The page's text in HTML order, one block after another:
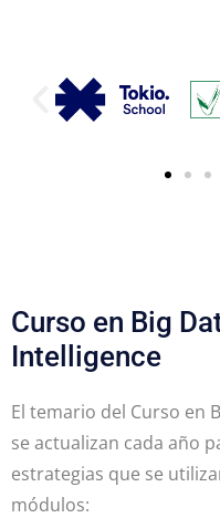
Curso en Big
Intelligence
El temario del Curso en
se actualizan cada año
estrategias que se
módulos: